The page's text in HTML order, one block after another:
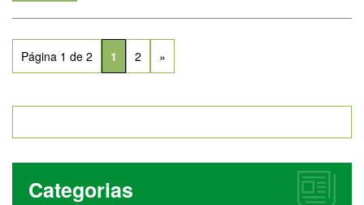
Página 1 de 2 1 2 »
Categorias